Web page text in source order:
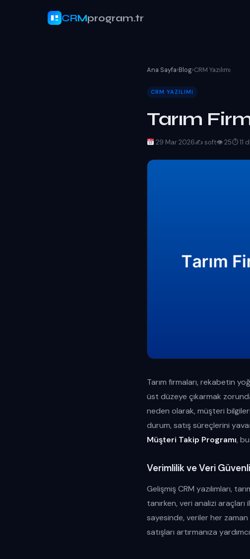
CRMprogram.tr
Ana Sayfa›Blog›CRM Yazılımı
CRM YAZILIMI
Tarım
29 Mar 2026✍️ soft👁 25⏱ 11
Tarım firmaları, rekabetin
üst düzeye çıkarmak
neden olarak, müşteri
durum, satış süreçlerini
Müşteri Takip Programı,
Verimlilik ve Veri
Gelişmiş CRM yazılımları,
tanırken, veri analizi
sayesinde, veriler her
satışları artırmanıza